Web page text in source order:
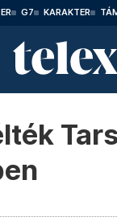
G7 KARAKTER